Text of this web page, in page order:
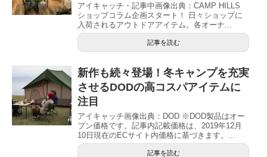
アイキャッチ・記事中画像出典：CAMP HILLS
ショップコラム企画スタート！ 日々ショップに
入荷されるアウトドアアイテム。各オーナ...
記事を読む
新作も続々登場！冬キャンプを充実
させるDODの高コスパアイテムに
注目
アイキャッチ画像出典：DOD ※DOD製品はオー
プン価格です。記事内記載価格は、2019年12月
10日現在のECサイト内価格に基づきます。...
記事を読む